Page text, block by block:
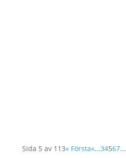
Sida 5 av 113« Första«...34567...